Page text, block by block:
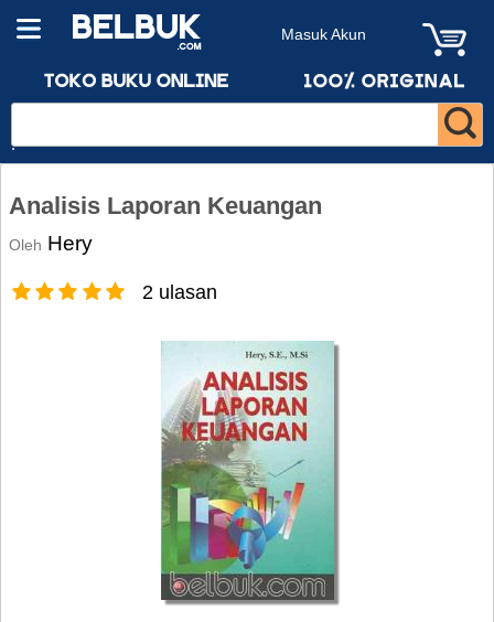
Masuk Akun
Analisis Laporan Keuangan
Oleh Hery
2 ulasan